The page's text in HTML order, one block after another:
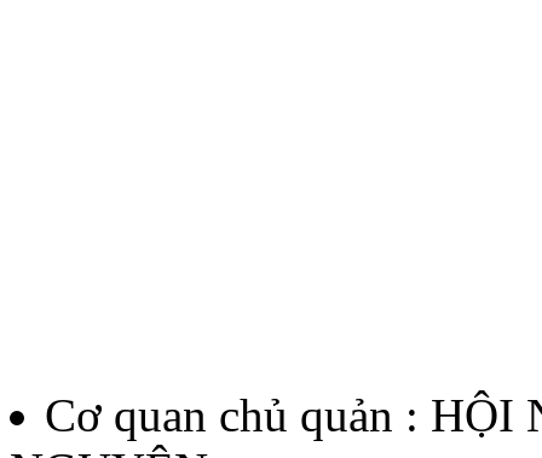
thưởng Báo chí Huỳnh
thứ II - năm 2026
Cơ quan chủ quản :